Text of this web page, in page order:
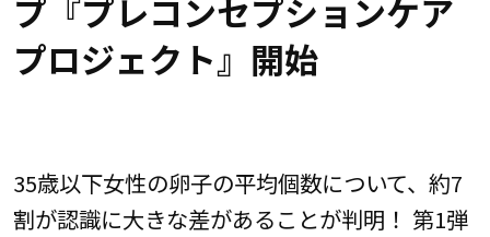
プ『プレコンセプションケア
プロジェクト』開始
35歳以下女性の卵子の平均個数について、約7
割が認識に大きな差があることが判明！ 第1弾